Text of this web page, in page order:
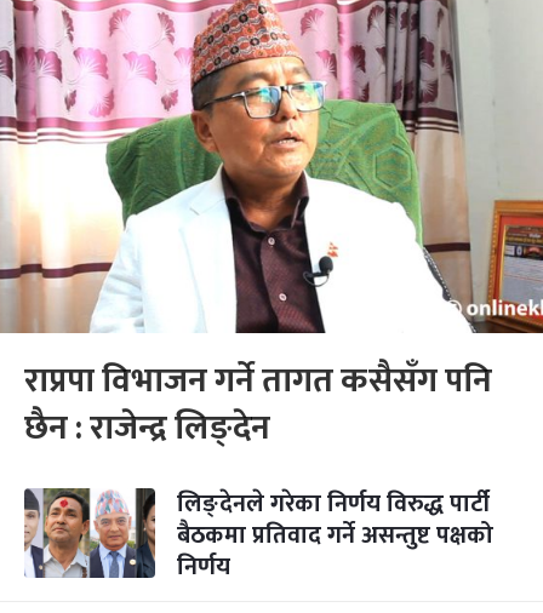
राप्रपा विभाजन गर्ने तागत कसैसँग पनि
छैन : राजेन्द्र लिङ्देन
लिङ्देनले गरेका निर्णय विरुद्ध पार्टी
बैठकमा प्रतिवाद गर्ने असन्तुष्ट पक्षको
निर्णय